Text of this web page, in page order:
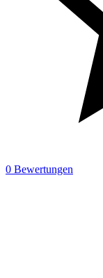
0 Bewertungen